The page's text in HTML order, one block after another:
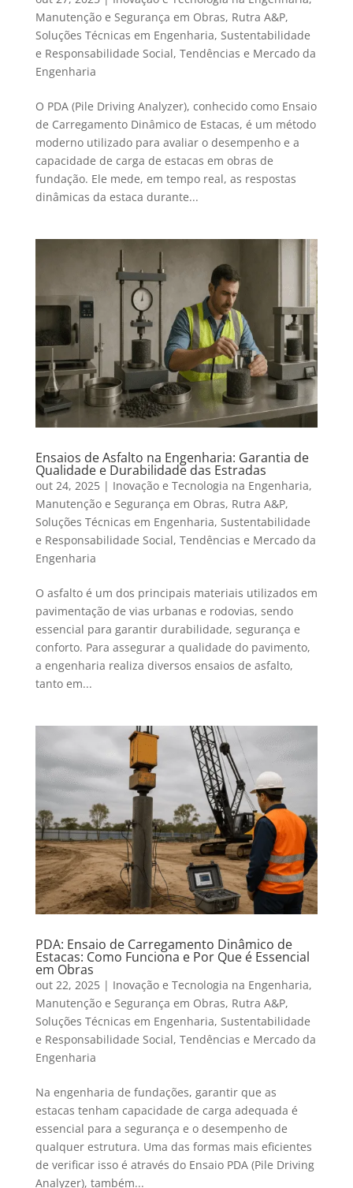
Manutenção e Segurança em Obras, Rutra A&P,
Soluções Técnicas em Engenharia, Sustentabilidade
e Responsabilidade Social, Tendências e Mercado da
Engenharia
O PDA (Pile Driving Analyzer), conhecido como Ensaio
de Carregamento Dinâmico de Estacas, é um método
moderno utilizado para avaliar o desempenho e a
capacidade de carga de estacas em obras de
fundação. Ele mede, em tempo real, as respostas
dinâmicas da estaca durante...
Ensaios de Asfalto na Engenharia: Garantia de
Qualidade e Durabilidade das Estradas
out 24, 2025| Inovação e Tecnologia na Engenharia,
Manutenção e Segurança em Obras, Rutra A&P,
Soluções Técnicas em Engenharia, Sustentabilidade
e Responsabilidade Social, Tendências e Mercado da
Engenharia
O asfalto é um dos principais materiais utilizados em
pavimentação de vias urbanas e rodovias, sendo
essencial para garantir durabilidade, segurança e
conforto. Para assegurar a qualidade do pavimento,
a engenharia realiza diversos ensaios de asfalto,
tanto em...
PDA: Ensaio de Carregamento Dinâmico de
Estacas: Como Funciona e Por Que é Essencial
em Obras
out 22, 2025| Inovação e Tecnologia na Engenharia,
Manutenção e Segurança em Obras, Rutra A&P,
Soluções Técnicas em Engenharia, Sustentabilidade
e Responsabilidade Social, Tendências e Mercado da
Engenharia
Na engenharia de fundações, garantir que as
estacas tenham capacidade de carga adequada é
essencial para a segurança e o desempenho de
qualquer estrutura. Uma das formas mais eficientes
de verificar isso é através do Ensaio PDA (Pile Driving
Analyzer), também...